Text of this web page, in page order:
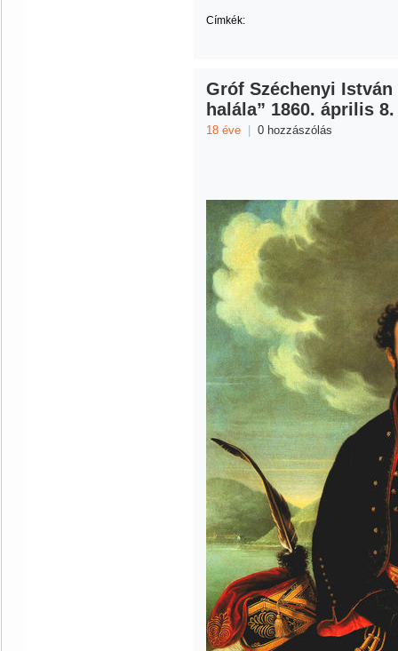
Címkék:
Gróf Széchenyi
halála” 1860. április 8.
18 éve 0 hozzászólás